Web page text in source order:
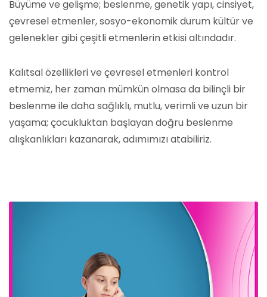
Büyüme ve gelişme; beslenme, genetik yapı, cinsiyet,
çevresel etmenler, sosyo-ekonomik durum kültür ve
gelenekler gibi çeşitli etmenlerin etkisi altındadır.
Kalıtsal özellikleri ve çevresel etmenleri kontrol
etmemiz, her zaman mümkün olmasa da bilinçli bir
beslenme ile daha sağlıklı, mutlu, verimli ve uzun bir
yaşama; çocukluktan başlayan doğru beslenme
alışkanlıkları kazanarak, adımımızı atabiliriz.